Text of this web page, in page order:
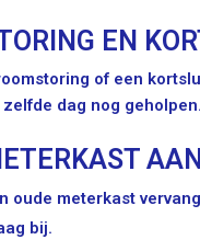
EN
of een
zelfde dag nog geholpen.
oude meterkast
bij.